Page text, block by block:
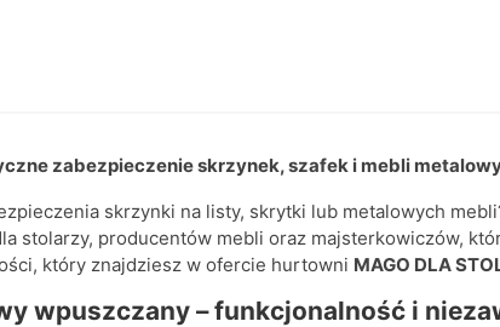
zabezpieczenie skrzynek, szafek i mebli
skrzynki na listy, skrytki lub metalowych
stolarzy, producentów mebli oraz majsterkowiczów,
który znajdziesz w ofercie hurtowni MAGO DLA
wpuszczany – funkcjonalność i